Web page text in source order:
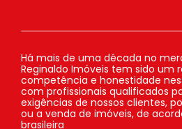
Há mais de uma década no
Reginaldo Imóveis tem sido um
competência e honestidade
com profissionais qualificados
exigências de nossos clientes,
ou a venda de imóveis, de
brasileira